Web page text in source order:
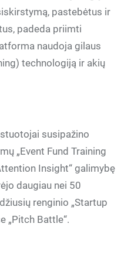
pastebėtus ir
padeda priimti
naudoja gilaus
technologiją ir akių
susipažino
„Event Fund Training
Insight“ galimybę
daugiau nei 50
renginio „Startup
„Pitch Battle“.